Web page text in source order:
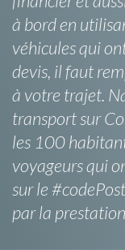
à bord en
véhicules qui
devis, il faut
à votre trajet.
transport sur
les 100
voyageurs qui
sur le
par la